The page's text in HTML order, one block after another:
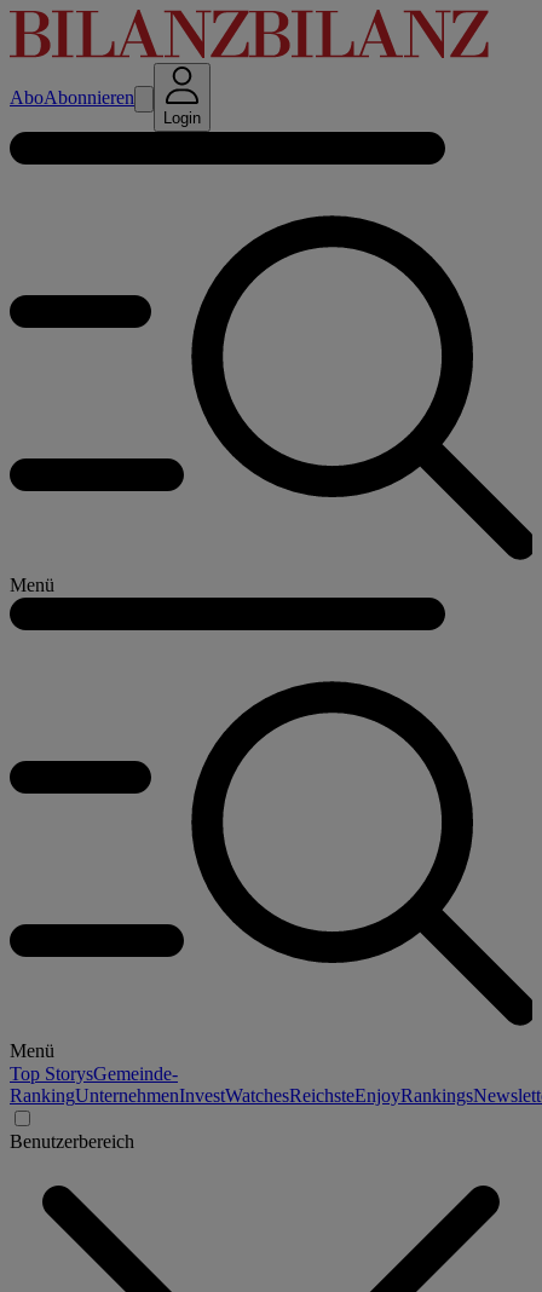
AboAbonnieren
Login
Menü
Menü
Top StorysGemeinde-
RankingUnternehmenInvestWatchesReichsteEnjoyRankings
Benutzerbereich